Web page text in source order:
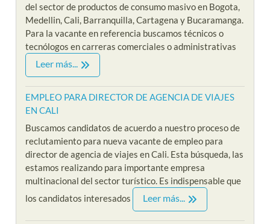
del sector de productos de consumo masivo en Bogota,
Medellin, Cali, Barranquilla, Cartagena y Bucaramanga.
Para la vacante en referencia buscamos técnicos o
tecnólogos en carreras comerciales o administrativas
Leer más...
EMPLEO PARA DIRECTOR DE AGENCIA DE VIAJES
EN CALI
Buscamos candidatos de acuerdo a nuestro proceso de
reclutamiento para nueva vacante de empleo para
director de agencia de viajes en Cali. Esta búsqueda, las
estamos realizando para importante empresa
multinacional del sector turístico. Es indispensable que
los candidatos interesados
Leer más...